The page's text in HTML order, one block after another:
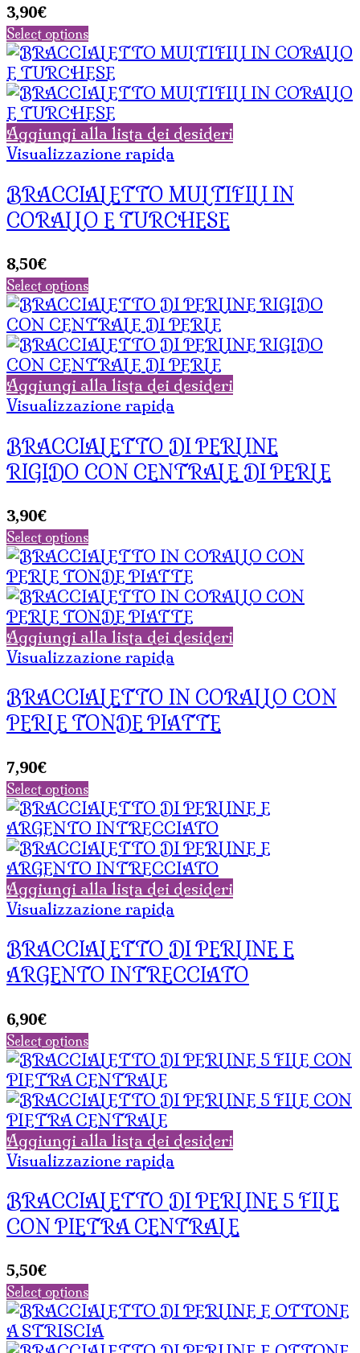
3,90€
Select options
Aggiungi alla lista dei desideri
Visualizzazione rapida
BRACCIALETTO MULTIFILI IN
CORALLO E TURCHESE
8,50€
Select options
Aggiungi alla lista dei desideri
Visualizzazione rapida
BRACCIALETTO DI PERLINE
RIGIDO CON CENTRALE DI PERLE
3,90€
Select options
Aggiungi alla lista dei desideri
Visualizzazione rapida
BRACCIALETTO IN CORALLO CON
PERLE TONDE PIATTE
7,90€
Select options
Aggiungi alla lista dei desideri
Visualizzazione rapida
BRACCIALETTO DI PERLINE E
ARGENTO INTRECCIATO
6,90€
Select options
Aggiungi alla lista dei desideri
Visualizzazione rapida
BRACCIALETTO DI PERLINE 5 FILE
CON PIETRA CENTRALE
5,50€
Select options